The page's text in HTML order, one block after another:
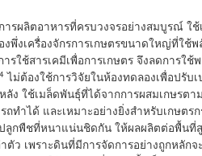
ารผลิตอาหารที่ครบวงจรอย่างสมบูรณ์ ใ
พึ่งเครื่องจักรการเกษตรขนาดใหญ่ที่ใช้
รใช้สารเคมีเพื่อการเกษตร จึงลดการใ
4 ไม่ต้องใช้การวิจัยในห้องทดลองเพื่อปรั
ลัง ใช้เมล็ดพันธุ์ที่ได้จากการผสมเกษรต
ถทำได้ และเหมาะอย่างยิ่งสำหรับเกษตร
ลูกพืชที่หนาแน่นชิดกัน ให้ผลผลิตต่อพื้นที่
ตัว เพราะดินที่มีการจัดการอย่างถูกหลั